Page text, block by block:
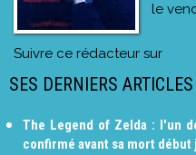
le
Suivre ce rédacteur sur
SES DERNIERS ARTICLES
The Legend of Zelda : l'un
confirmé avant sa mort